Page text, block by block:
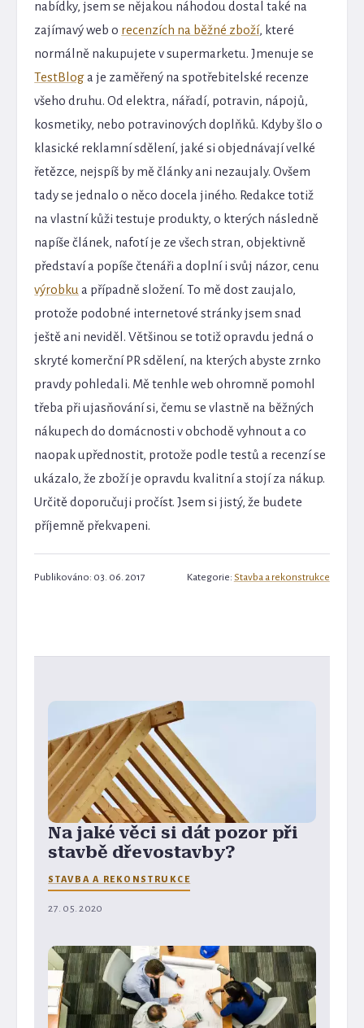
nabídky, jsem se nějakou náhodou dostal také na
zajímavý web o recenzích na běžné zboží, které
normálně nakupujete v supermarketu. Jmenuje se
TestBloga je zaměřený na spotřebitelské recenze
všeho druhu. Od elektra, nářadí, potravin, nápojů,
kosmetiky, nebo potravinových doplňků. Kdyby šlo o
klasické reklamní sdělení, jaké si objednávají velké
řetězce, nejspíš by mě články ani nezaujaly. Ovšem
tady se jednalo o něco docela jiného. Redakce totiž
na vlastní kůži testuje produkty, o kterých následně
napíše článek, nafotí je ze všech stran, objektivně
představí a popíše čtenáři a doplní i svůj názor, cenu
výrobku a případně složení. To mě dost zaujalo,
protože podobné internetové stránky jsem snad
ještě ani neviděl. Většinou se totiž opravdu jedná o
skryté komerční PR sdělení, na kterých abyste zrnko
pravdy pohledali. Mě tenhle web ohromně pomohl
třeba při ujasňování si, čemu se vlastně na běžných
nákupech do domácnosti v obchodě vyhnout a co
naopak upřednostit, protože podle testů a recenzí se
ukázalo, že zboží je opravdu kvalitní a stojí za nákup.
Určitě doporučuji pročíst. Jsem si jistý, že budete
příjemně překvapeni.
Publikováno: 03. 06. 2017 Kategorie: Stavba a rekonstrukce
Na jaké věci si dát pozor při
stavbě dřevostavby?
STAVBA A REKONSTRUKCE
27. 05. 2020